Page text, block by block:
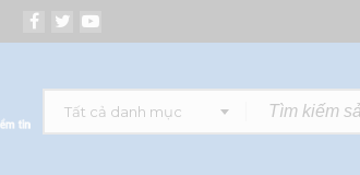
Tất cả danh mục